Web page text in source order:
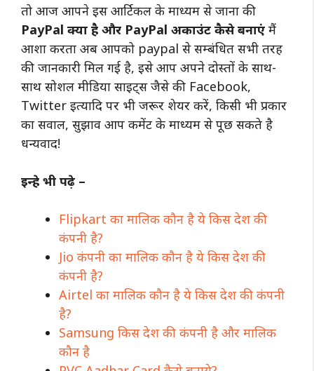
तो आज आपने इस आर्टिकल के माध्यम से जाना की
PayPal क्या है और PayPal अकाउंट कैसे बनाएं मैं
आशा करता अब आपको paypal से सम्बंधित सभी तरह
की जानकारी मिल गई है, इसे आप अपने दोस्तों के साथ-
साथ सोशल मीडिया साइट्स जैसे की Facebook,
Twitter इत्यादि पर भी जरूर शेयर करें, किसी भी प्रकार
का सवाल, सुझाव आप कमेंट के माध्यम से पूछ सकते है
धन्यवाद!
इन्हे भी पढ़े –
Flipkart का मालिक कौन है ये किस देश की
कंपनी है?
Jio कंपनी का मालिक कौन है ये किस देश की
कंपनी है?
Airtel का मालिक कौन है ये किस देश की कंपनी
है?
Samsung किस देश की कंपनी है और मालिक
कौन है